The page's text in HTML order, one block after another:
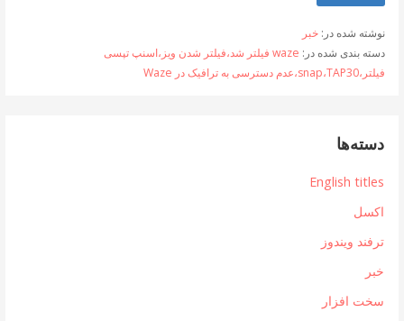
نوشته شده در: خبر
دسته بندی شده در:
waze فیلتر شد،فیلتر شدن ویز،اسنپ تپسی
فیلتر،snap،TAP30،عدم دسترسی به ترافیک در Waze
دسته‌ها
English titles
اکسل
ترفند ویندوز
خبر
سخت افزار